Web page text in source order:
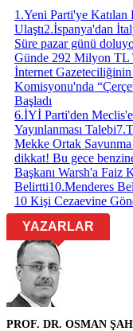
1 .Yeni Parti'ye Katılan
Ulaştı2.İspanya'dan
Süre pazar günü
Günde 292 Milyon TL
İnternet
Komisyonu'nda
Başladı
6.İYİ Parti'den
Yayınlanması Talebi7.
Mekke Ortak Savunma
dikkat! Bu gece
Başkanı Warsh'a Faiz
Belirtti10.Menderes
10 Kişi Cezaevine
YAZARLAR
PROF. DR. OSMAN